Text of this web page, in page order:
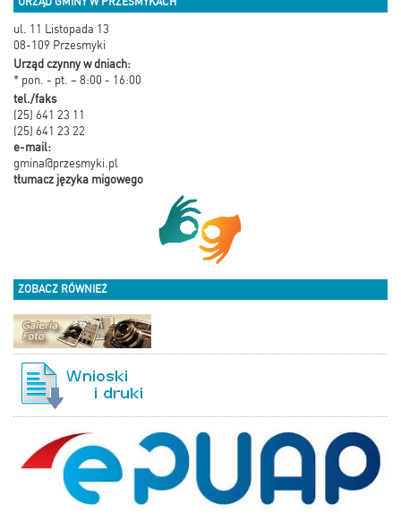
ul. 11 Listopada 13
08-109 Przesmyki
Urząd czynny w dniach:
* pon. - pt. – 8:00 - 16:00
tel./faks
(25) 641 23 11
(25) 641 23 22
e-mail:
gmina@przesmyki.pl
tłumacz języka migowego
ZOBACZ RÓWNIEŻ